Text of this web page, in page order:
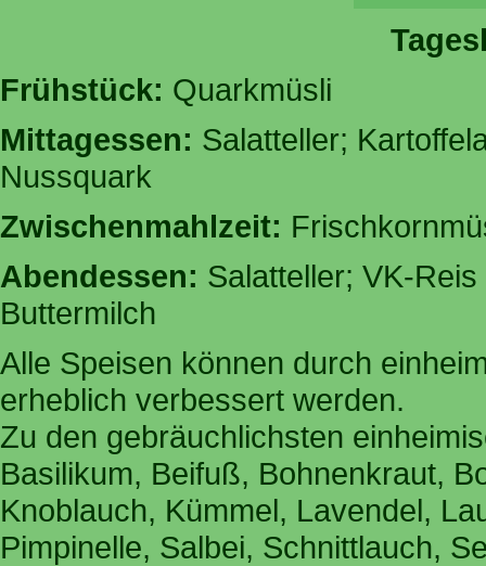
Frühstück: Quarkmüsli
Mittagessen: Salatteller;
Nussquark
Zwischenmahlzeit:
Abendessen: Salatteller; VK-
Buttermilch
Alle Speisen können durch
erheblich verbessert werden.
Zu den gebräuchlichsten
Basilikum, Beifuß, Bohnenkraut,
Knoblauch, Kümmel, Lavendel,
Pimpinelle, Salbei, Schnittlauch,